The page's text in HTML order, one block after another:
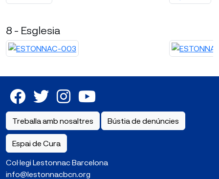
8 - Esglesia
Treballa amb nosaltres Bústia de denúncies
Espai de Cura
Col·legi Lestonnac Barcelona
info@lestonnacbcn.org